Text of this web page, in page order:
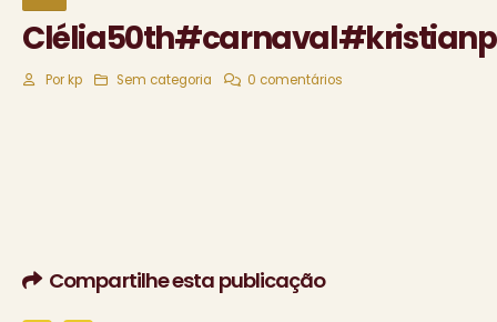
Por kp Sem categoria 0 comentários
Compartilhe esta publicação